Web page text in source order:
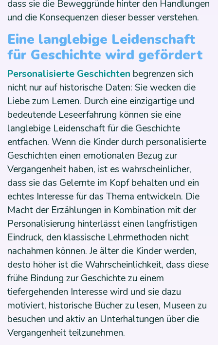
dass sie die Beweggründe hinter den Handlungen
und die Konsequenzen dieser besser verstehen.
Eine langlebige Leidenschaft
für Geschichte wird gefördert
Personalisierte Geschichten begrenzen sich
nicht nur auf historische Daten: Sie wecken die
Liebe zum Lernen. Durch eine einzigartige und
bedeutende Leseerfahrung können sie eine
langlebige Leidenschaft für die Geschichte
entfachen. Wenn die Kinder durch personalisierte
Geschichten einen emotionalen Bezug zur
Vergangenheit haben, ist es wahrscheinlicher,
dass sie das Gelernte im Kopf behalten und ein
echtes Interesse für das Thema entwickeln. Die
Macht der Erzählungen in Kombination mit der
Personalisierung hinterlässt einen langfristigen
Eindruck, den klassische Lehrmethoden nicht
nachahmen können. Je älter die Kinder werden,
desto höher ist die Wahrscheinlichkeit, dass diese
frühe Bindung zur Geschichte zu einem
tiefergehenden Interesse wird und sie dazu
motiviert, historische Bücher zu lesen, Museen zu
besuchen und aktiv an Unterhaltungen über die
Vergangenheit teilzunehmen.